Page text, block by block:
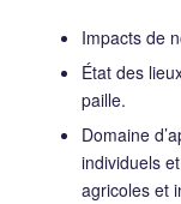
Impacts de
État des
paille.
Domaine
individuels
agricoles et